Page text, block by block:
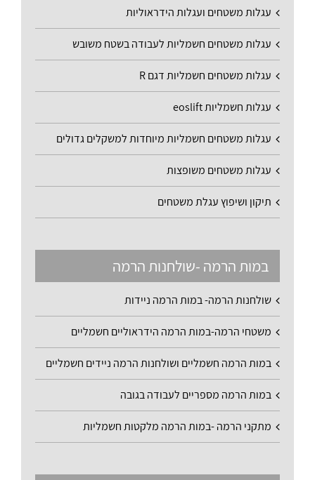
עגלות משטחים ועגלות הידראוליות
עגלות משטחים חשמליות לעבודה בשטח משובש
עגלות משטחים חשמליות דגם R
עגלות חשמליות eoslift
עגלות משטחים חשמליות מיוחדות למשקלים גדולים
עגלות משטחים משופצות
תיקון ושיפוץ עגלת משטחים
במות הרמה -שולחנות הרמה
שולחנות הרמה- במות הרמה ניידות
משטחי הרמה-במות הרמה הידראוליים חשמליים
במות הרמה חשמליים ושולחנות הרמה ניידים חשמליים
במות הרמה מספריים לעבודה בגובה
מתקני הרמה -במות הרמה מלקטות חשמליות